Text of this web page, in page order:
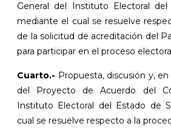
General del Instituto Electoral del
mediante el cual se resuelve
de la solicitud de acreditación del
para participar en el proceso
Cuarto.- Propuesta, discusión y,
del Proyecto de Acuerdo del
Instituto Electoral del Estado de
cual se resuelve respecto a la